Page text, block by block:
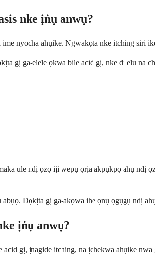
nke ịṅụ anwụ?
nyocha ahụike. Ngwakọta nke itching siri
gị ga-elele ọkwa bile acid gị, nke dị elu na
ule ndị ọzọ iji wepụ ọrịa akpụkpọ ahụ ndị
Dọkịta gị ga-akọwa ihe ọnụ ọgụgụ ndị
ịṅụ anwụ?
gị, ịnagide itching, na ịchekwa ahụike